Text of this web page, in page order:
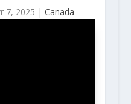
7, 2025 |Canada